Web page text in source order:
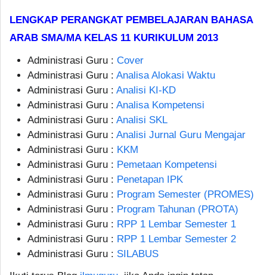
LENGKAP PERANGKAT PEMBELAJARAN BAHASA
ARAB SMA/MA KELAS 11 KURIKULUM 2013
Administrasi Guru : Cover
Administrasi Guru : Analisa Alokasi Waktu
Administrasi Guru : Analisi KI-KD
Administrasi Guru : Analisa Kompetensi
Administrasi Guru : Analisi SKL
Administrasi Guru : Analisi Jurnal Guru Mengajar
Administrasi Guru : KKM
Administrasi Guru : Pemetaan Kompetensi
Administrasi Guru : Penetapan IPK
Administrasi Guru : Program Semester (PROMES)
Administrasi Guru : Program Tahunan (PROTA)
Administrasi Guru : RPP 1 Lembar Semester 1
Administrasi Guru : RPP 1 Lembar Semester 2
Administrasi Guru : SILABUS